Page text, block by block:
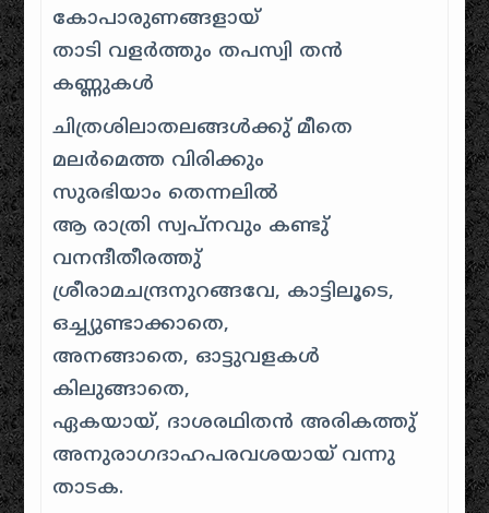
കോപാരുണങ്ങളായ്
താടി വളര്‍ത്തും തപസ്വി തന്‍
കണ്ണുകള്‍
ചിത്രശിലാതലങ്ങള്‍ക്കു് മീതെ
മലര്‍മെത്ത വിരിക്കും
സുരഭിയാം തെന്നലില്‍
ആ രാത്രി സ്വപ്നവും കണ്ടു്
വനന്ദീതീരത്തു്
ശ്രീരാമചന്ദ്രനുറങ്ങവേ, കാട്ടിലൂടെ,
ഒച്ച്യുണ്ടാക്കാതെ,
അനങ്ങാതെ, ഓട്ടുവളകള്‍
കിലുങ്ങാതെ,
ഏകയായ്, ദാശരഥിതന്‍ അരികത്തു്
അനുരാഗദാഹപരവശയായ് വന്നു
താടക.